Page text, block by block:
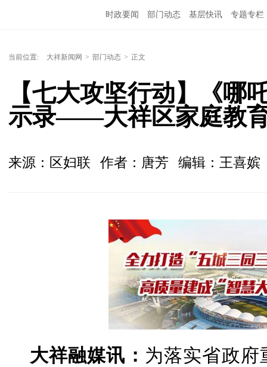
时政要闻 部门动态 基层快讯 专题专栏
当前位置: 大祥新闻网 > 部门动态 > 正文
【七大攻坚行动】《哪
示录——大祥区家庭教
来源：区妇联 作者：唐芳 编辑：王喜嫔
大祥融媒讯： 为落实省政府